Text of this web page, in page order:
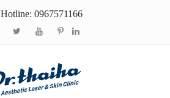
Hotline: 0967571166